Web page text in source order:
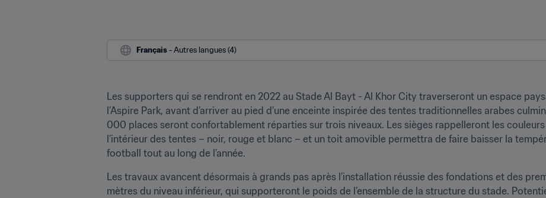
Français - Autres langues (4)
Les supporters qui se rendront en 2022 au Stade Al Bayt - Al Khor City traverseront un espace
l’Aspire Park, avant d’arriver au pied d’une enceinte inspirée des tentes traditionnelles arabes
000 places seront confortablement réparties sur trois niveaux. Les sièges rappelleront les
l’intérieur des tentes – noir, rouge et blanc – et un toit amovible permettra de faire baisser la
football tout au long de l’année.
Les travaux avancent désormais à grands pas après l’installation réussie des fondations et des
mètres du niveau inférieur, qui supporteront le poids de l’ensemble de la structure du stade.